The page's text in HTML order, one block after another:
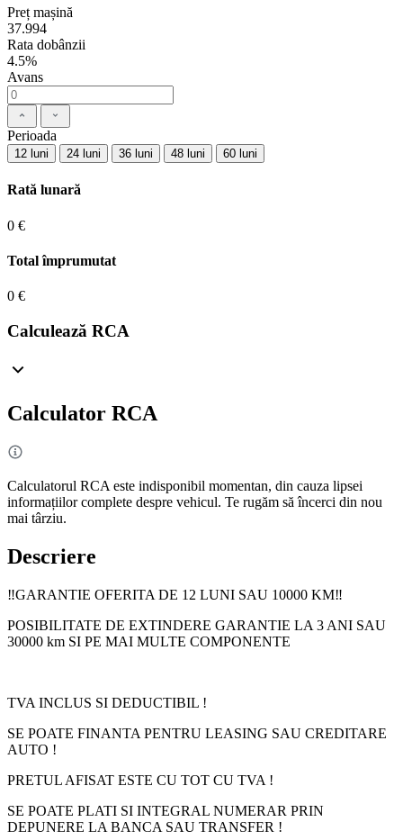
Preț mașină
37.994
Rata dobânzii
4.5%
Avans
Perioada
12 luni 24 luni 36 luni 48 luni 60 luni
Rată lunară
0 €
Total împrumutat
0 €
Calculează RCA
Calculator RCA
Calculatorul RCA este indisponibil momentan, din cauza lipsei
informațiilor complete despre vehicul. Te rugăm să încerci din nou
mai târziu.
Descriere
‼️GARANTIE OFERITA DE 12 LUNI SAU 10000 KM‼️
POSIBILITATE DE EXTINDERE GARANTIE LA 3 ANI SAU
30000 km SI PE MAI MULTE COMPONENTE
TVA INCLUS SI DEDUCTIBIL !
SE POATE FINANTA PENTRU LEASING SAU CREDITARE
AUTO !
PRETUL AFISAT ESTE CU TOT CU TVA !
SE POATE PLATI SI INTEGRAL NUMERAR PRIN
DEPUNERE LA BANCA SAU TRANSFER !